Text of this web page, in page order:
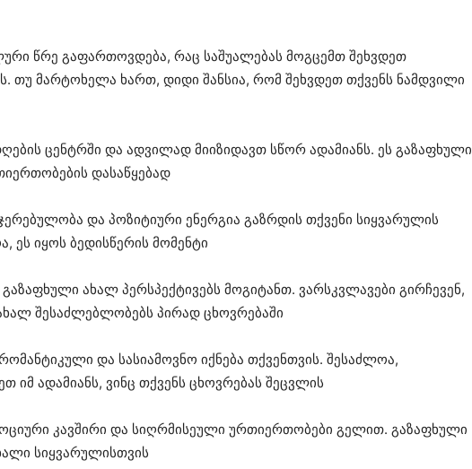
წრე გაფართოვდება, რაც საშუალებას მოგცემთ შეხვდეთ
თუ მარტოხელა ხართ, დიდი შანსია, რომ შეხვდეთ თქვენს ნამდვილი
ცენტრში და ადვილად მიიზიდავთ სწორ ადამიანს. ეს გაზაფხული
დასაწყებად
და პოზიტიური ენერგია გაზრდის თქვენი სიყვარულის
ეს იყოს ბედისწერის მომენტი
ახალ პერსპექტივებს მოგიტანთ. ვარსკვლავები გირჩევენ,
შესაძლებლობებს პირად ცხოვრებაში
და სასიამოვნო იქნება თქვენთვის. შესაძლოა,
ადამიანს, ვინც თქვენს ცხოვრებას შეცვლის
კავშირი და სიღრმისეული ურთიერთობები გელით. გაზაფხული
სიყვარულისთვის